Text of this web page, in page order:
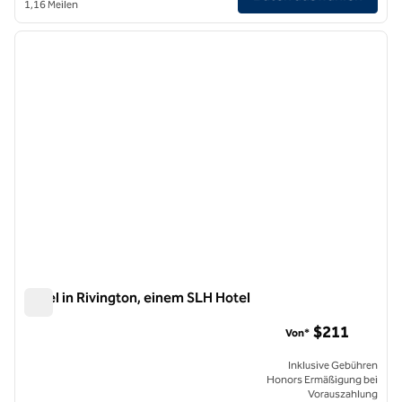
1,16 Meilen
1/11
1 von 11
Hotel in Rivington, einem SLH Hotel
Von* $211
Inklusive Gebühren
Honors Ermäßigung bei
Vorauszahlung